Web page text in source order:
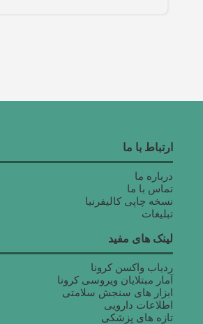
ارتباط با ما
درباره ما
تماس با ما
نسخه چاپی کالیفرنیا
تبلیغات
لینک های مفید
ردیاب واکسن کرونا
آمار مبتلایان ویروسی کرونا
ابزار های سنجش سلامتی
اطلاعات دارویی
تازه های پزشکی